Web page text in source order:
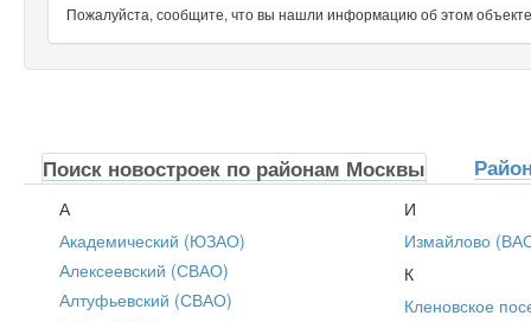
Пожалуйста, сообщите, что вы нашли информацию об этом
Поиск новостроек по районам Москвы
А
Академический (ЮЗАО)
Алексеевский (СВАО)
Алтуфьевский (СВАО)
И
Измайлово
К
Кленовское